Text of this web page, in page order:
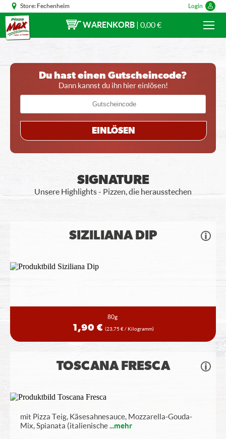
Store: Fechenheim Login
WARENKORB | 0,00 €
Du hast einen Gutscheincode?
Dann kannst du ihn hier einlösen!
EINLÖSEN
SIGNATURE
Unsere Highlights - Pizzen, die herausstechen
SIZILIANA DIP
80g
1,90 € (23,75 € / Kilogramm)
TOSCANA FRESCA
mit Pizza Teig, Käsesahnesauce, Mozzarella-Gouda-
Mix, Spianata (italienische...mehr